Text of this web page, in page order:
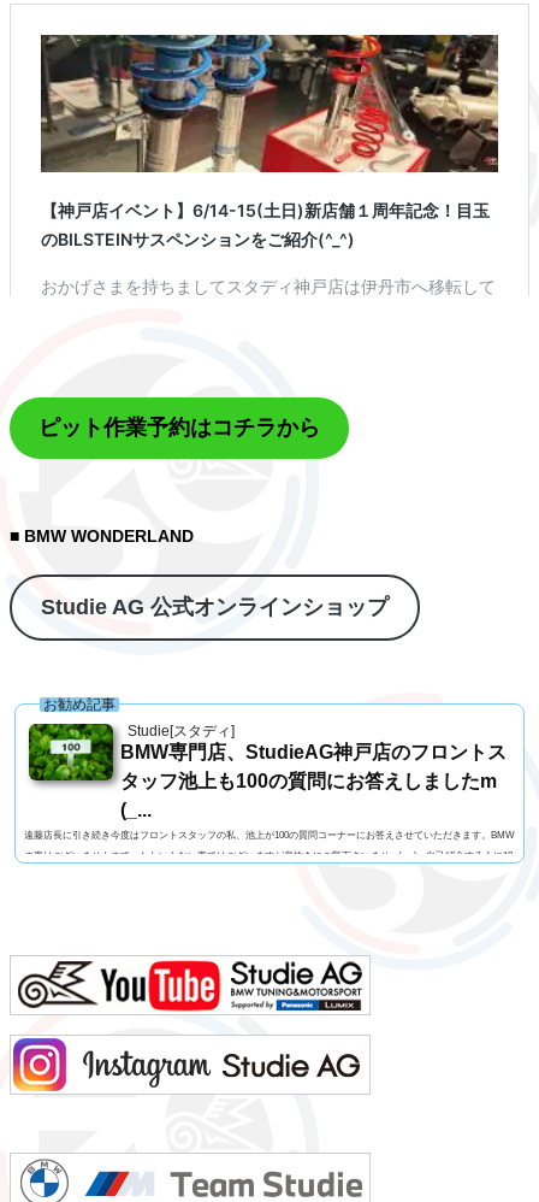
ピット作業予約はコチラから
■ BMW WONDERLAND
Studie AG 公式オンラインショップ
Studie[スタディ]
お勧め記事
BMW専門店、StudieAG神戸店のフロントス
タッフ池上も100の質問にお答えしましたm
(_...
遠藤店長に引き続き今度はフロントスタッフの私、池上が100の質問コーナーにお答えさせていただきます。BMW
の事はございませんので、たわいもない事ではございますが息抜きにご覧下さいませm(_ _)m自己紹介する人に10